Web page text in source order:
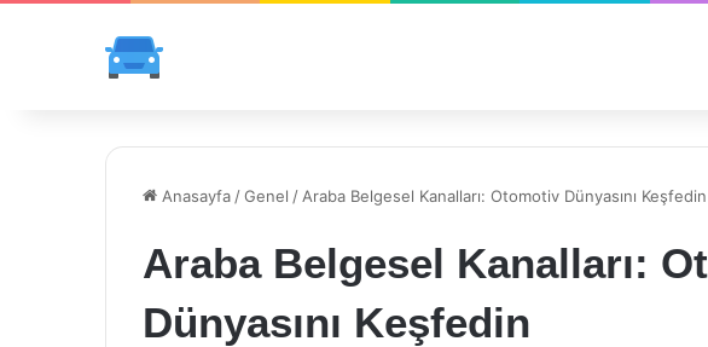
Anasayfa /Genel / Araba Belgesel Kanalları: Otomotiv Dünyasını Keşfedin
Araba Belgesel Kanalları:
Dünyasını Keşfedin